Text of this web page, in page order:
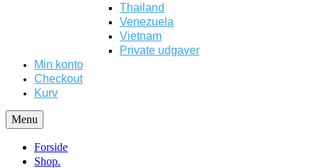
Thailand
Venezuela
Vietnam
Private udgaver
Min konto
Checkout
Kurv
Menu
Forside
Shop.